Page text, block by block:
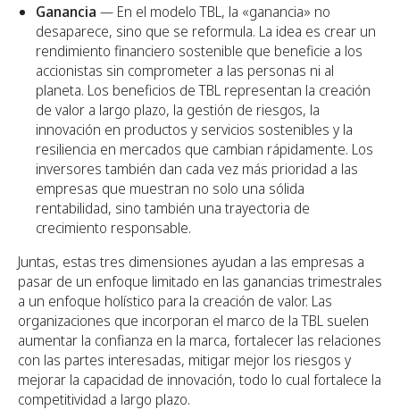
Ganancia — En el modelo TBL, la «ganancia» no
desaparece, sino que se reformula. La idea es crear un
rendimiento financiero sostenible que beneficie a los
accionistas sin comprometer a las personas ni al
planeta. Los beneficios de TBL representan la creación
de valor a largo plazo, la gestión de riesgos, la
innovación en productos y servicios sostenibles y la
resiliencia en mercados que cambian rápidamente. Los
inversores también dan cada vez más prioridad a las
empresas que muestran no solo una sólida
rentabilidad, sino también una trayectoria de
crecimiento responsable.
Juntas, estas tres dimensiones ayudan a las empresas a
pasar de un enfoque limitado en las ganancias trimestrales
a un enfoque holístico para la creación de valor. Las
organizaciones que incorporan el marco de la TBL suelen
aumentar la confianza en la marca, fortalecer las relaciones
con las partes interesadas, mitigar mejor los riesgos y
mejorar la capacidad de innovación, todo lo cual fortalece la
competitividad a largo plazo.